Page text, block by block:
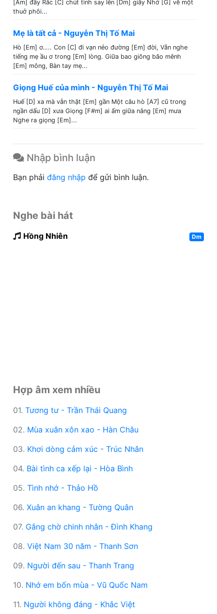
[Am] đầy Rắc [C] chút tình say lên [Dm] giấy Nhớ [G] về một
thuở phôi...
Mẹ là tất cả - Nguyễn Thị Tố Mai
Hò [Em] ơ….. Con [C] đi vạn nẻo đường [Em] đời, Vẫn nghe
tiếng mẹ ầu ơ trong [Em] lòng. Giữa bao giông bão mênh
[Em] mông, Bàn tay mẹ...
Giọng Huế của mình - Nguyễn Thị Tố Mai
Huế [D] xa mà vẫn thật [Em] gần Một câu hò [A7] cũ trong
ngần dấu [D] xưa Giọng [F#m] ai ấm giữa nắng [Em] mưa
Nghe ra giọng [Em]...
Nhập bình luận
Bạn phải đăng nhập để gửi bình luận.
Nghe bài hát
Hồng Nhiên Dm
Hợp âm xem nhiều
01. Tương tư - Trần Thái Quang
02. Mùa xuân xôn xao - Hàn Châu
03. Khơi dòng cảm xúc - Trúc Nhân
04. Bài tình ca xếp lại - Hòa Bình
05. Tình nhớ - Thảo Hồ
06. Xuân an khang - Tường Quân
07. Gắng chờ chinh nhân - Đình Khang
08. Việt Nam 30 năm - Thanh Sơn
09. Người đến sau - Thanh Trang
10. Nhớ em bốn mùa - Vũ Quốc Nam
11. Người không đáng - Khắc Việt